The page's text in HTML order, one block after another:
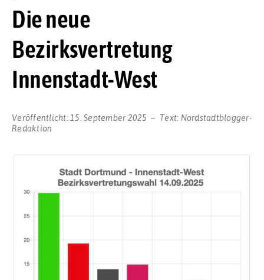
Die neue
Bezirksvertretung
Innenstadt-West
Veröffentlicht: 15. September 2025 Text: Nordstadtblogger-
Redaktion